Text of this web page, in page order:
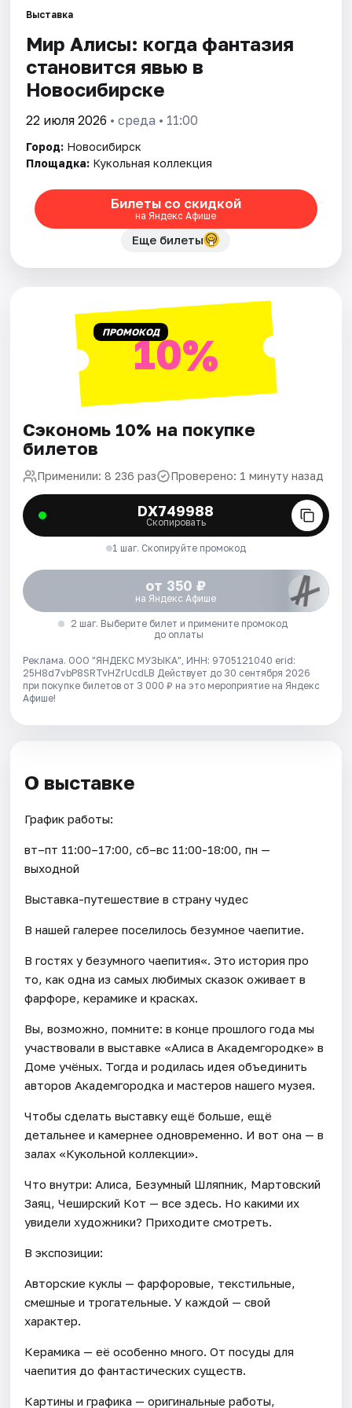
Города
Площадки
Артисты
Рейтинги
Выставка
Мир Алисы: когда фантазия
становится явью в
Новосибирске
22 июля 2026 • среда • 11:00
Город: Новосибирск
Площадка: Кукольная коллекция
Билеты со скидкой
на Яндекс Афише
Еще билеты
ПРОМОКОД10%
Сэкономь 10% на покупке
билетов
Применили: 8 236 раз Проверено: 1 минуту назад
DX749988
Скопировать
1 шаг. Скопируйте промокод
от 350 ₽
на Яндекс Афише
2 шаг. Выберите билет и примените промокод
до оплаты
Реклама. ООО "ЯНДЕКС МУЗЫКА", ИНН: 9705121040 erid:
25H8d7vbP8SRTvHZrUcdLB Действует до 30 сентября 2026
при покупке билетов от 3 000 ₽ на это мероприятие на Яндекс
Афише!
О выставке
График работы:
вт–пт 11:00–17:00, сб–вс 11:00-18:00, пн —
выходной
Выставка-путешествие в страну чудес
В нашей галерее поселилось безумное чаепитие.
В гостях у безумного чаепития«. Это история про
то, как одна из самых любимых сказок оживает в
фарфоре, керамике и красках.
Вы, возможно, помните: в конце прошлого года мы
участвовали в выставке «Алиса в Академгородке» в
Доме учёных. Тогда и родилась идея объединить
авторов Академгородка и мастеров нашего музея.
Чтобы сделать выставку ещё больше, ещё
детальнее и камернее одновременно. И вот она — в
залах «Кукольной коллекции».
Что внутри: Алиса, Безумный Шляпник, Мартовский
Заяц, Чеширский Кот — все здесь. Но какими их
увидели художники? Приходите смотреть.
В экспозиции:
Авторские куклы — фарфоровые, текстильные,
смешные и трогательные. У каждой — свой
характер.
Керамика — её особенно много. От посуды для
чаепития до фантастических существ.
Картины и графика — оригинальные работы,